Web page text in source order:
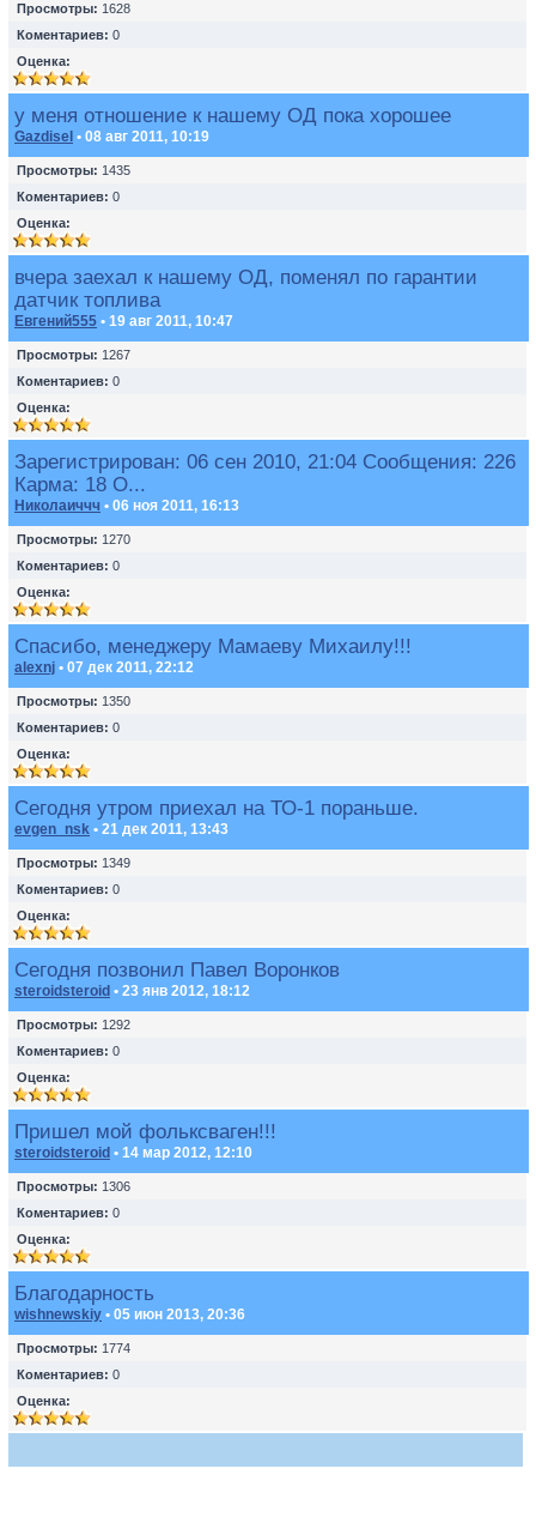
Просмотры: 1628
Коментариев: 0
Оценка:
у меня отношение к нашему ОД пока хорошее
Gazdisel • 08 авг 2011, 10:19
Просмотры: 1435
Коментариев: 0
Оценка:
вчера заехал к нашему ОД, поменял по гарантии
датчик топлива
Евгений555 • 19 авг 2011, 10:47
Просмотры: 1267
Коментариев: 0
Оценка:
Зарегистрирован: 06 сен 2010, 21:04 Сообщения: 226
Карма: 18 О...
Николаиччч • 06 ноя 2011, 16:13
Просмотры: 1270
Коментариев: 0
Оценка:
Спасибо, менеджеру Мамаеву Михаилу!!!
alexnj • 07 дек 2011, 22:12
Просмотры: 1350
Коментариев: 0
Оценка:
Сегодня утром приехал на ТО-1 пораньше.
evgen_nsk • 21 дек 2011, 13:43
Просмотры: 1349
Коментариев: 0
Оценка:
Сегодня позвонил Павел Воронков
steroidsteroid • 23 янв 2012, 18:12
Просмотры: 1292
Коментариев: 0
Оценка:
Пришел мой фольксваген!!!
steroidsteroid • 14 мар 2012, 12:10
Просмотры: 1306
Коментариев: 0
Оценка:
Благодарность
wishnewskiy • 05 июн 2013, 20:36
Просмотры: 1774
Коментариев: 0
Оценка: